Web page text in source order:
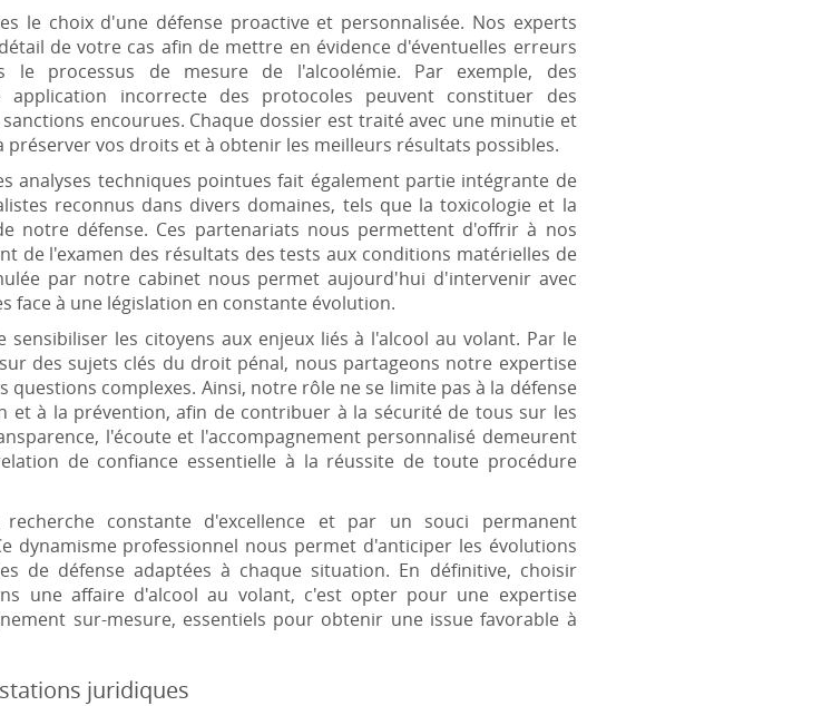
le choix d'une défense proactive et personnalisée. Nos experts
de votre cas afin de mettre en évidence d'éventuelles erreurs
processus de mesure de l'alcoolémie. Par exemple, des
application incorrecte des protocoles peuvent constituer des
encourues. Chaque dossier est traité avec une minutie et
vos droits et à obtenir les meilleurs résultats possibles.
analyses techniques pointues fait également partie intégrante de
reconnus dans divers domaines, tels que la toxicologie et la
notre défense. Ces partenariats nous permettent d'offrir à nos
de l'examen des résultats des tests aux conditions matérielles de
par notre cabinet nous permet aujourd'hui d'intervenir avec
face à une législation en constante évolution.
les citoyens aux enjeux liés à l'alcool au volant. Par le
des sujets clés du droit pénal, nous partageons notre expertise
complexes. Ainsi, notre rôle ne se limite pas à la défense
et à la prévention, afin de contribuer à la sécurité de tous sur les
l'écoute et l'accompagnement personnalisé demeurent
de confiance essentielle à la réussite de toute procédure
constante d'excellence et par un souci permanent
dynamisme professionnel nous permet d'anticiper les évolutions
de défense adaptées à chaque situation. En définitive, choisir
une affaire d'alcool au volant, c'est opter pour une expertise
sur-mesure, essentiels pour obtenir une issue favorable à
juridiques